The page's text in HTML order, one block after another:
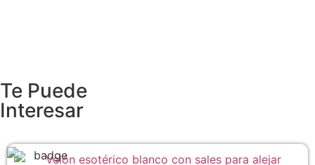
Te Puede
Interesar